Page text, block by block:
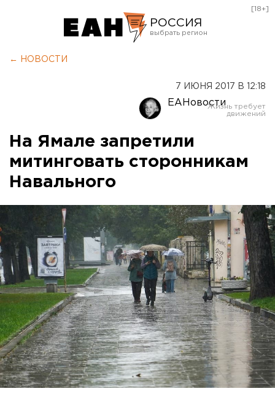
РОССИЯ
Оренбург
[18+]
← НОВОСТИ
7 ИЮНЯ 2017 В 12:18
ЕАНовости
На Ямале запретили
митинговать сторонникам
Навального